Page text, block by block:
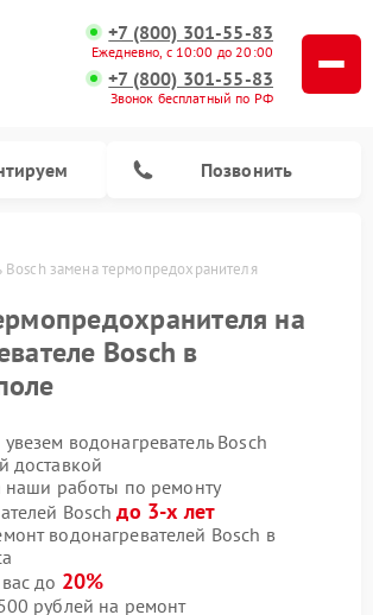
+7 (800) 301-55-83
Ежедневно, с 10:00 до 20:00
+7 (800) 301-55-83
Звонок бесплатный по РФ
Позвонить
Bosch замена термопредохранителя
на
Bosch в
водонагреватель Bosch
доставкой
наши работы по ремонту
Boschдо 3-х лет
водонагревателей Bosch в
до 20%
рублей на ремонт